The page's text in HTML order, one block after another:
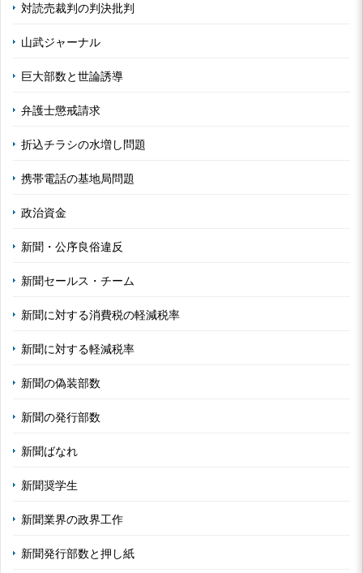
対読売裁判の判決批判
山武ジャーナル
巨大部数と世論誘導
弁護士懲戒請求
折込チラシの水増し問題
携帯電話の基地局問題
政治資金
新聞・公序良俗違反
新聞セールス・チーム
新聞に対する消費税の軽減税率
新聞に対する軽減税率
新聞の偽装部数
新聞の発行部数
新聞ばなれ
新聞奨学生
新聞業界の政界工作
新聞発行部数と押し紙